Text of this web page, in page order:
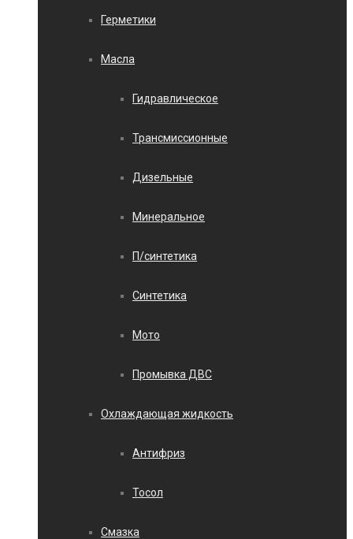
Герметики
Масла
Гидравлическое
Трансмиссионные
Дизельные
Минеральное
П/синтетика
Синтетика
Мото
Промывка ДВС
Охлаждающая жидкость
Антифриз
Тосол
Смазка